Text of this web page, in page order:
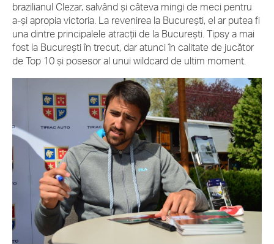
brazilianul Clezar, salvând și câteva mingi de meci pentru
a-și apropia victoria. La revenirea la București, el ar putea fi
una dintre principalele atracții de la București. Tipsy a mai
fost la București în trecut, dar atunci în calitate de jucător
de Top 10 și posesor al unui wildcard de ultim moment.